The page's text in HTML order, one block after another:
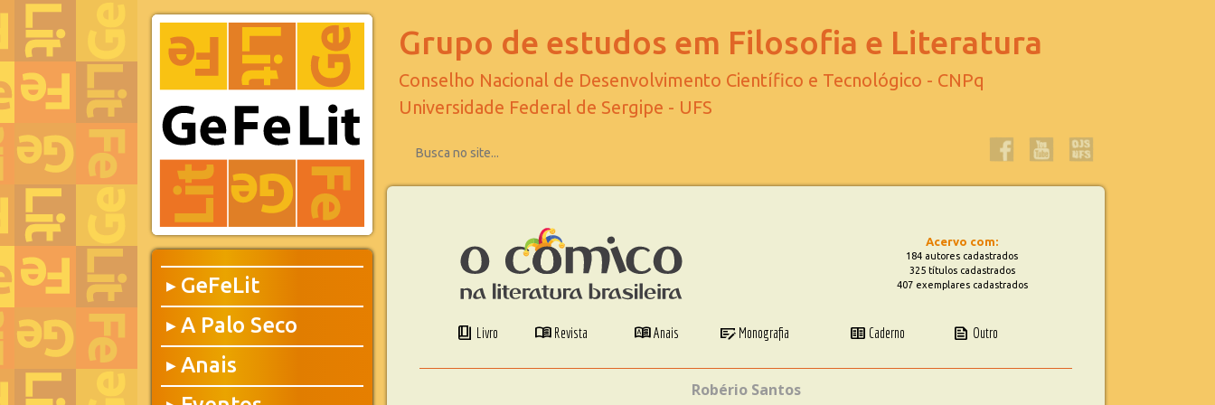
▶ GeFeLit
▶ A Palo Seco
▶ Anais
Grupo de estudos em Filosofia e Literatura
Conselho Nacional de Desenvolvimento Científico e Tecnológico - CNPq
Universidade Federal de Sergipe - UFS
Acervo com:
184 autores cadastrados
325 títulos cadastrados
407 exemplares cadastrados
book_4 Livro menu_book Revista dictionaryAnais checkbook Monografia two_pager Caderno news Outro
Robério Santos